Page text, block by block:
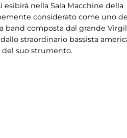
esibirà nella Sala Macchine della
considerato come uno
band composta dal grande Virgil
straordinario bassista
suo strumento.